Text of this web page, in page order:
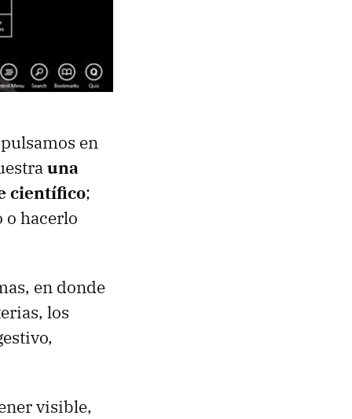
en
una
científico;
o hacerlo
en donde
los
visible,